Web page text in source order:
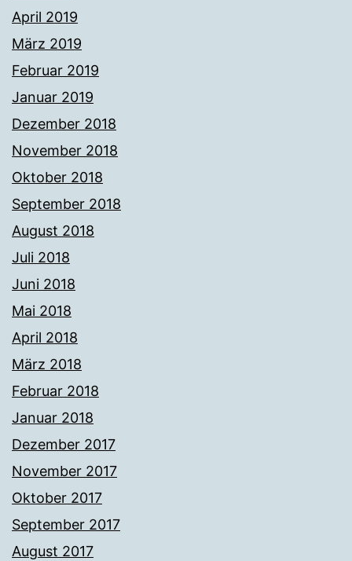
April 2019
März 2019
Februar 2019
Januar 2019
Dezember 2018
November 2018
Oktober 2018
September 2018
August 2018
Juli 2018
Juni 2018
Mai 2018
April 2018
März 2018
Februar 2018
Januar 2018
Dezember 2017
November 2017
Oktober 2017
September 2017
August 2017